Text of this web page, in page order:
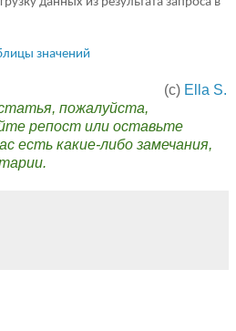
значений
(с) Ella S.
пожалуйста,
репост или оставьте
есть какие-либо замечания,